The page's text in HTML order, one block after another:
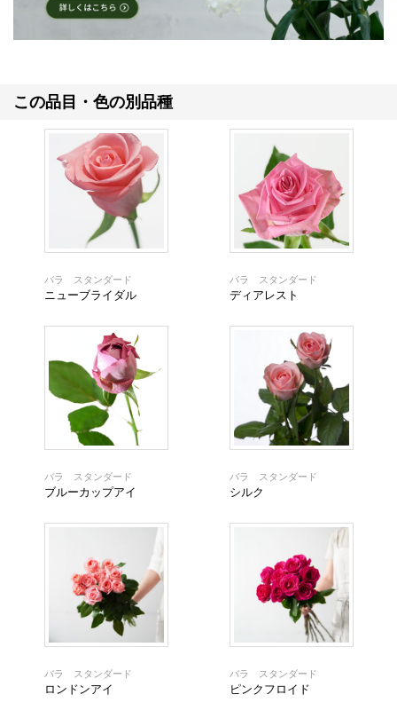
この品目・色の別品種
バラ スタンダード
ニューブライダル
バラ スタンダード
ディアレスト
バラ スタンダード
ブルーカップアイ
バラ スタンダード
シルク
バラ スタンダード
ロンドンアイ
バラ スタンダード
ピンクフロイド